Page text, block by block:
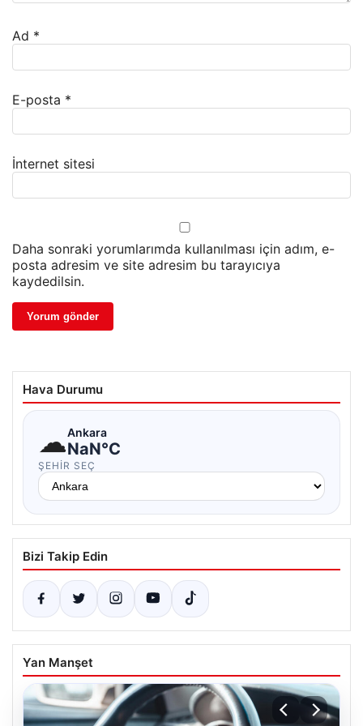
Ad *
E-posta *
İnternet sitesi
Daha sonraki yorumlarımda kullanılması için adım, e-
posta adresim ve site adresim bu tarayıcıya
kaydedilsin.
Hava Durumu
☁Ankara
NaN°C
ŞEHIR SEÇ
Bizi Takip Edin
Yan Manşet